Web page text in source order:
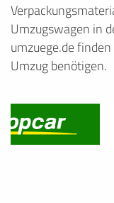
Umzugswagen in
umzuege.de
Umzug benötigen.